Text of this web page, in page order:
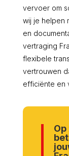
vervoer om
wij je helpen
en
vertraging
flexibele
vertrouwen
efficiënte en